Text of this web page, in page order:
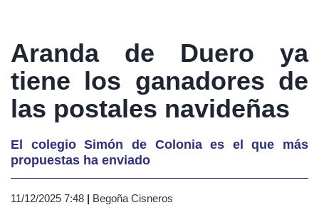
Aranda de Duero ya
tiene los ganadores de
las postales navideñas
El colegio Simón de Colonia es el que más
propuestas ha enviado
11/12/2025 7:48 | Begoña Cisneros